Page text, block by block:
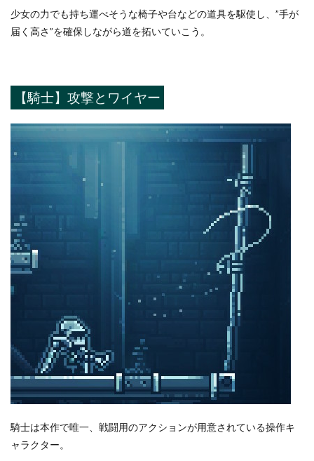
少女の力でも持ち運べそうな椅子や台などの道具を駆使し、”手が
届く高さ”を確保しながら道を拓いていこう。
【騎士】攻撃とワイヤー
騎士は本作で唯一、戦闘用のアクションが用意されている操作キ
ャラクター。